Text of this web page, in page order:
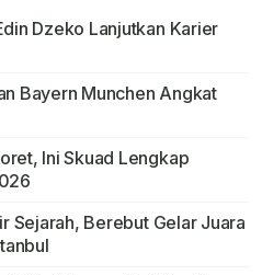
Dzeko Lanjutkan Karier
Bayern Munchen Angkat
Ini Skuad Lengkap
Sejarah, Berebut Gelar Juara